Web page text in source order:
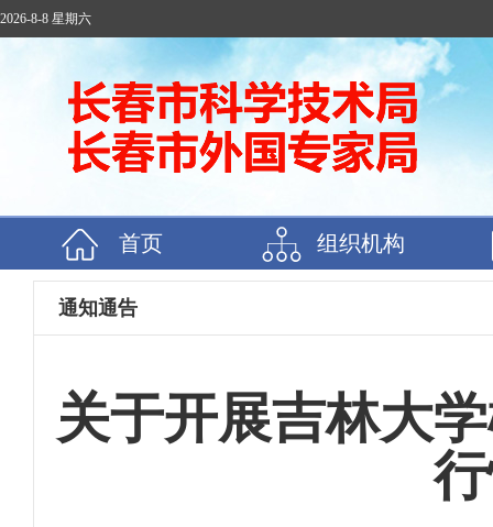
2026-8-8 星期六
首页 组织机构
通知通告
关于开展吉林大